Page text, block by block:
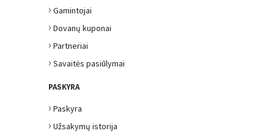
› Gamintojai
› Dovanų kuponai
› Partneriai
› Savaitės pasiūlymai
PASKYRA
› Paskyra
› Užsakymų istorija